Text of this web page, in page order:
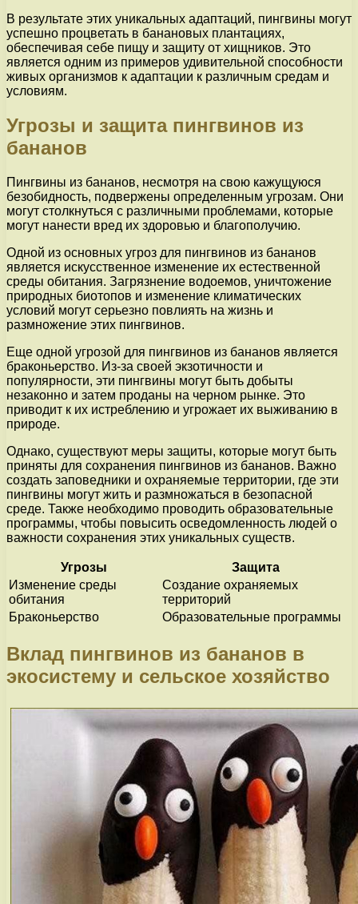
В результате этих уникальных адаптаций, пингвины могут
успешно процветать в банановых плантациях,
обеспечивая себе пищу и защиту от хищников. Это
является одним из примеров удивительной способности
живых организмов к адаптации к различным средам и
условиям.
Угрозы и защита пингвинов из
бананов
Пингвины из бананов, несмотря на свою кажущуюся
безобидность, подвержены определенным угрозам. Они
могут столкнуться с различными проблемами, которые
могут нанести вред их здоровью и благополучию.
Одной из основных угроз для пингвинов из бананов
является искусственное изменение их естественной
среды обитания. Загрязнение водоемов, уничтожение
природных биотопов и изменение климатических
условий могут серьезно повлиять на жизнь и
размножение этих пингвинов.
Еще одной угрозой для пингвинов из бананов является
браконьерство. Из-за своей экзотичности и
популярности, эти пингвины могут быть добыты
незаконно и затем проданы на черном рынке. Это
приводит к их истреблению и угрожает их выживанию в
природе.
Однако, существуют меры защиты, которые могут быть
приняты для сохранения пингвинов из бананов. Важно
создать заповедники и охраняемые территории, где эти
пингвины могут жить и размножаться в безопасной
среде. Также необходимо проводить образовательные
программы, чтобы повысить осведомленность людей о
важности сохранения этих уникальных существ.
Угрозы
Защита
Изменение среды
обитания
Создание охраняемых
территорий
Браконьерство
Образовательные программы
Вклад пингвинов из бананов в
экосистему и сельское хозяйство